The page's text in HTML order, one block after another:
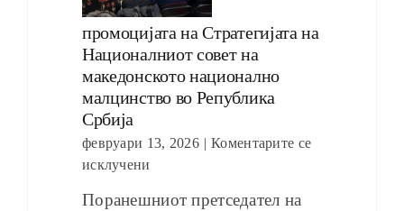
промоцијата на Стратегијата на
Националниот совет на
македонското национално
малцинство во Република
Србија
февруари 13, 2026 | Коментарите се
исклучени
Поранешниот претседател на